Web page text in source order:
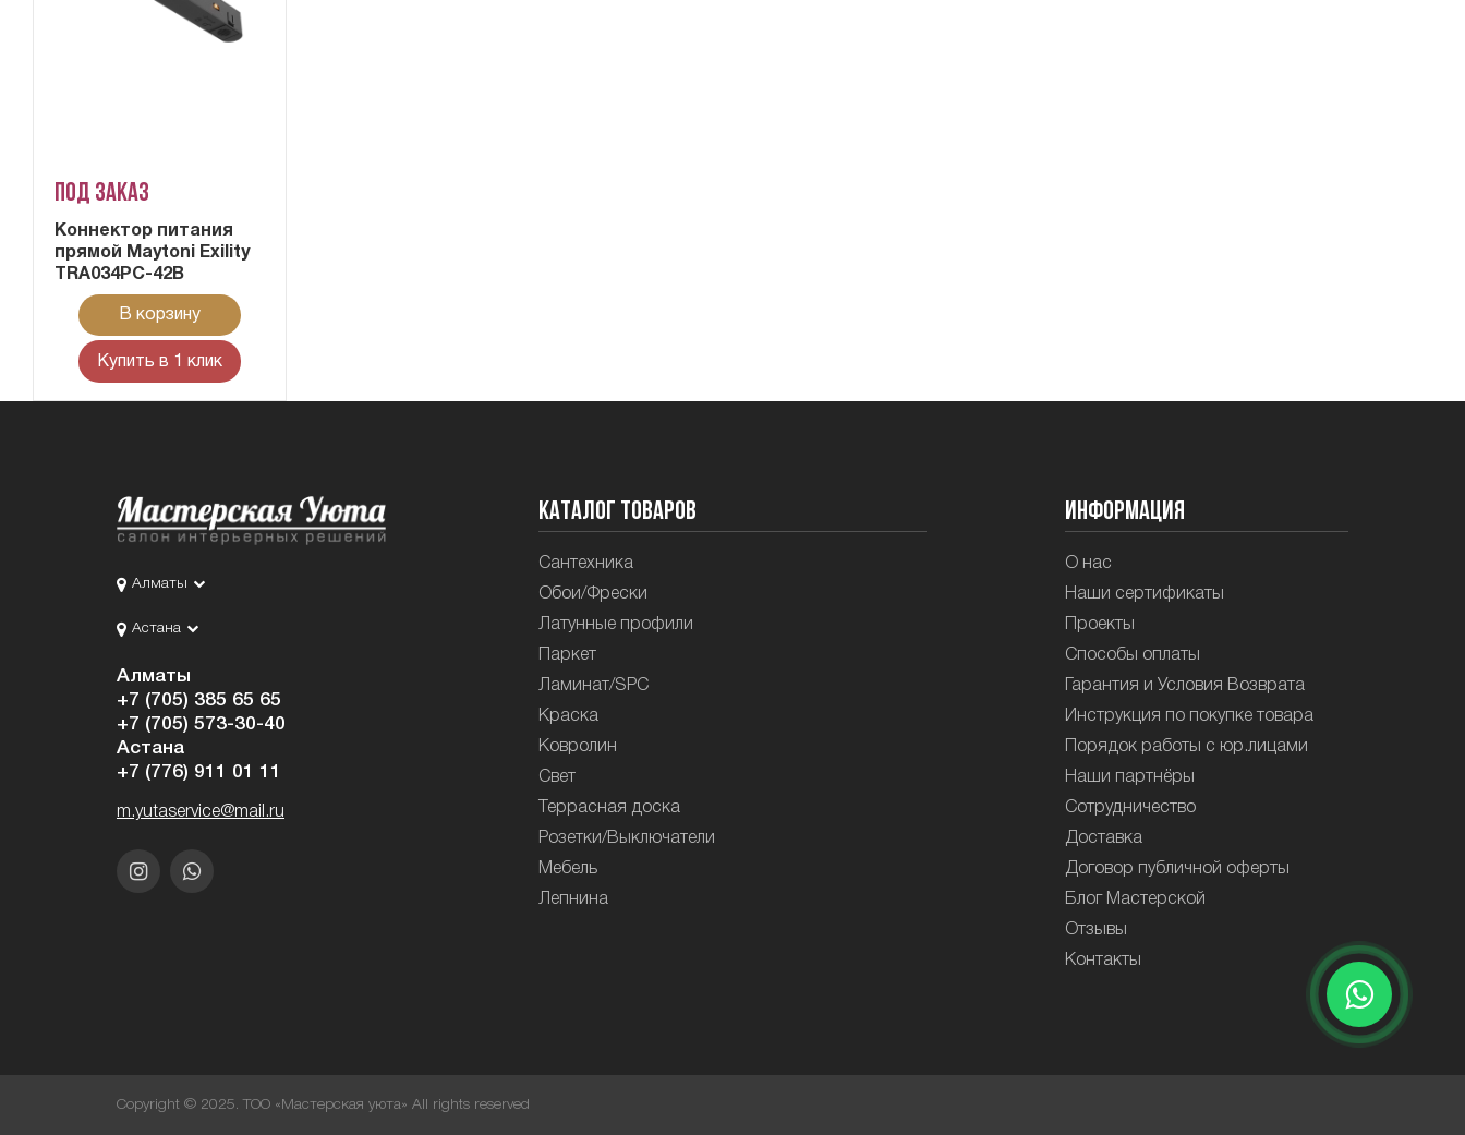
Под заказ
Коннектор питания
прямой Maytoni Exility
TRA034PC-42B
В корзину
Купить в 1 клик
Алматы
Астана
Алматы
+7 (705) 385 65 65
+7 (705) 573-30-40
Астана
+7 (776) 911 01 11
m.yutaservice@mail.ru
Каталог товаров
Сантехника
Обои/Фрески
Латунные профили
Паркет
Ламинат/SPC
Краска
Ковролин
Свет
Террасная доска
Розетки/Выключатели
Мебель
Лепнина
Информация
О нас
Наши сертификаты
Проекты
Способы оплаты
Гарантия и Условия Возврата
Инструкция по покупке товара
Порядок работы с юр.лицами
Наши партнёры
Сотрудничество
Доставка
Договор публичной оферты
Блог Мастерской
Отзывы
Контакты
Copyright © 2025. ТОО «Мастерская уюта» All rights reserved